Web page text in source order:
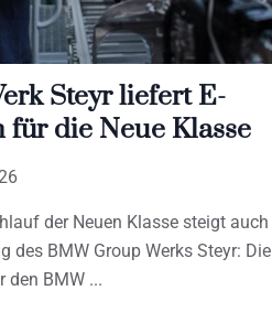
Steyr liefert E-
für die Neue Klasse
der Neuen Klasse steigt auch
des BMW Group Werks Steyr: Die
den BMW